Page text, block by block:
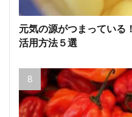
元気の源がつまっている
活用方法５選